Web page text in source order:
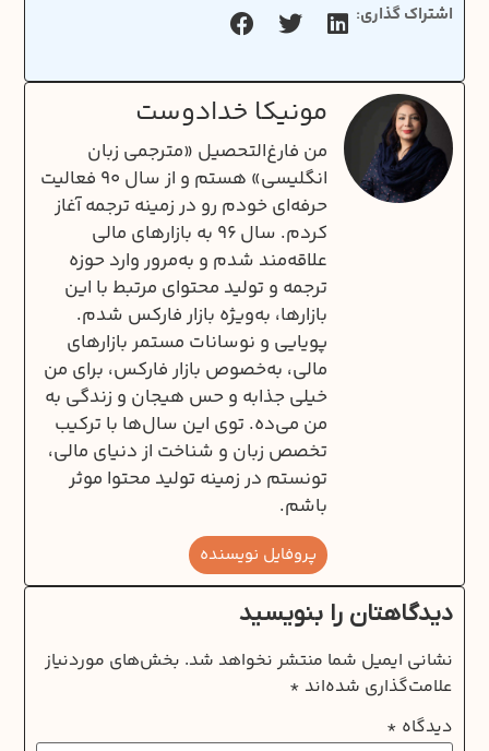
اشتراک گذاری:
مونیکا خدادوست
من فارغ‌التحصیل «مترجمی زبان
انگلیسی» هستم و از سال ۹۰ فعالیت
حرفه‌ای خودم رو در زمینه ترجمه آغاز
کردم. سال ۹۶ به بازارهای مالی
علاقه‌مند شدم و به‌مرور وارد حوزه
ترجمه و تولید محتوای مرتبط با این
بازارها، به‌ویژه بازار فارکس شدم.
پویایی و نوسانات مستمر بازارهای
مالی، به‌خصوص بازار فارکس، برای من
خیلی جذابه و حس هیجان و زندگی به
من می‌ده. توی این سال‌ها با ترکیب
تخصص زبان و شناخت از دنیای مالی،
تونستم در زمینه تولید محتوا موثر
باشم.
پروفایل نویسنده
دیدگاهتان را بنویسید
نشانی ایمیل شما منتشر نخواهد شد. بخش‌های موردنیاز
علامت‌گذاری شده‌اند *
دیدگاه *